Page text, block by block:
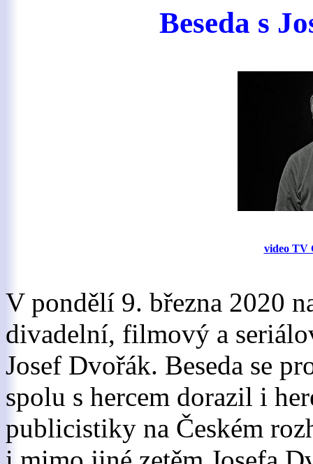
Beseda s
video TV
V pondělí 9. března 2020
divadelní, filmový a
Josef Dvořák. Beseda se
spolu s hercem dorazil i
publicistiky na Českém